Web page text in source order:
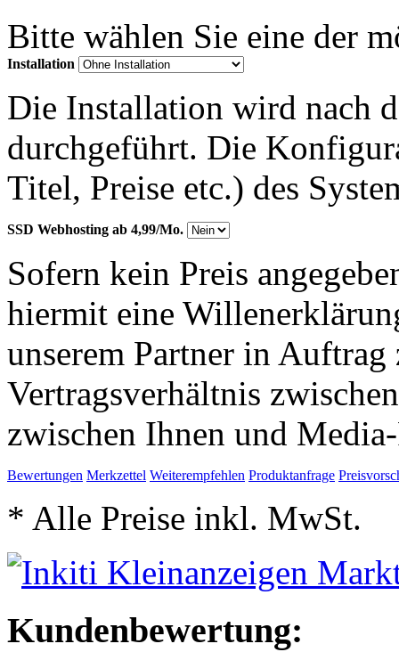
Bitte wählen Sie eine der
Installation
Die Installation wird nach
durchgeführt. Die
Titel, Preise etc.) des
SSD Webhosting ab 4,99/Mo.
Sofern kein Preis
hiermit eine
unserem Partner in
Vertragsverhältnis
zwischen Ihnen und
Bewertungen Merkzettel Weiterempfehlen Produktanfrage
* Alle Preise inkl. MwSt.
Kundenbewertung: